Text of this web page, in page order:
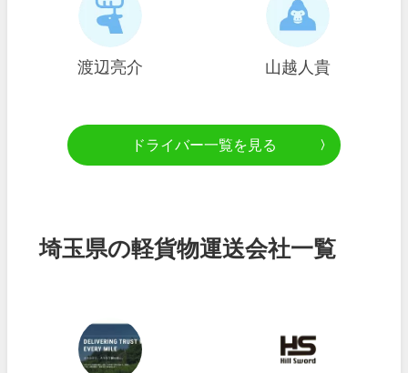
渡辺亮介 山越人貴
ドライバー一覧を見る
埼玉県の軽貨物運送会社一覧